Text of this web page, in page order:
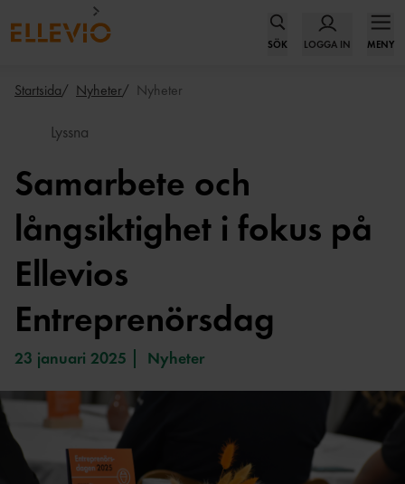
SÖK LOGGA IN MENY
Startsida Nyheter Nyheter
Lyssna
Samarbete och
långsiktighet i fokus på
Ellevios
Entreprenörsdag
23 januari 2025 Nyheter